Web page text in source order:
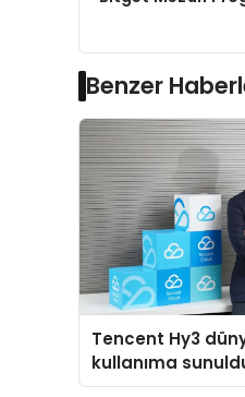
Benzer
Tencent Hy3
kullanıma